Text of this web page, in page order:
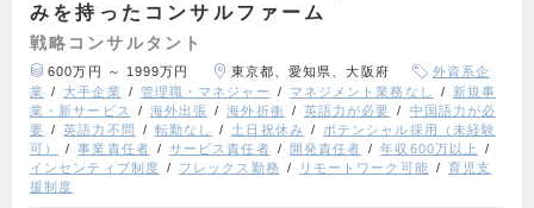
みを持ったコンサルファーム
戦略コンサルタント
600万円 ～ 1999万円 東京都、愛知県、大阪府
外資系企
業
大手企業 管理職・マネジャー マネジメント業務なし
新規事
業・新サービス
海外出張 海外折衝 英語力が必要
中国語力が必
要
英語力不問 転勤なし 土日祝休み
ポテンシャル採用（未経験
可）
事業責任者 サービス責任者 開発責任者
年収600万以上
インセンティブ制度
フレックス勤務 リモートワーク可能
育児支
援制度